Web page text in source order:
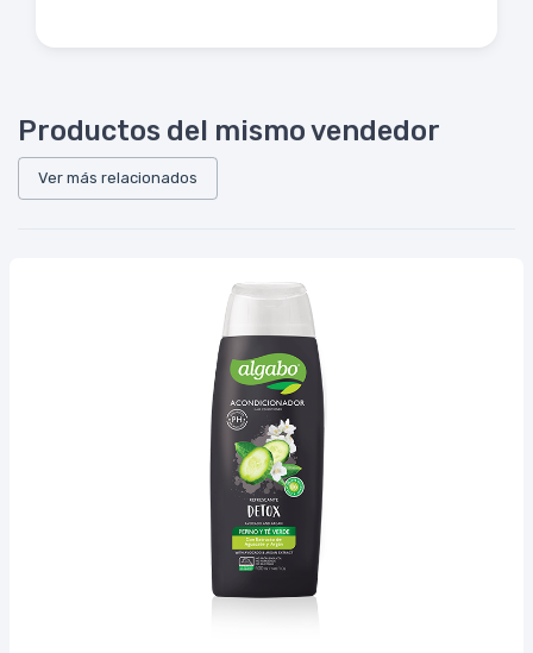
Productos del mismo vendedor
Ver más relacionados